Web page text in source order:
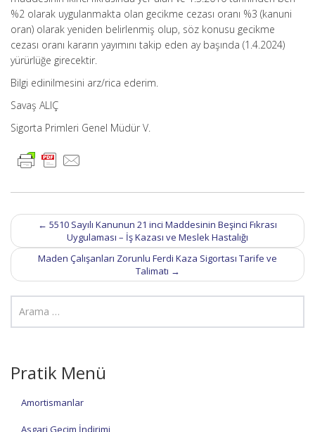
%2 olarak uygulanmakta olan gecikme cezası oranı %3 (kanuni
oran) olarak yeniden belirlenmiş olup, söz konusu gecikme
cezası oranı kararın yayımını takip eden ay başında (1.4.2024)
yürürlüğe girecektir.
Bilgi edinilmesini arz/rica ederim.
Savaş ALIÇ
Sigorta Primleri Genel Müdür V.
Post
navigation
← 5510 Sayılı Kanunun 21 inci Maddesinin Beşinci Fıkrası
Uygulaması – İş Kazası ve Meslek Hastalığı
Maden Çalışanları Zorunlu Ferdi Kaza Sigortası Tarife ve
Talimatı →
Pratik Menü
Amortismanlar
Asgari Geçim İndirimi